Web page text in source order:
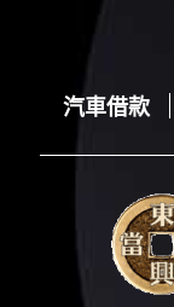
汽車借款